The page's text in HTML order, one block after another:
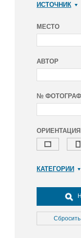
ИСТОЧНИК
МЕСТО
АВТОР
№
ОРИЕНТАЦИЯ
КАТЕГОРИИ
Досуг,
Культура
Медицина